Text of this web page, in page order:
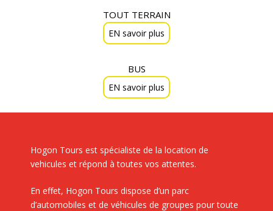
TOUT TERRAIN
EN savoir plus
BUS
EN savoir plus
Hogon Tours est spécialiste de la location de
vehicules et répond à toutes vos attentes.
En effet, Hogon Tours dispose d’un parc
d’automobiles et de véhicules de groupes pour toute